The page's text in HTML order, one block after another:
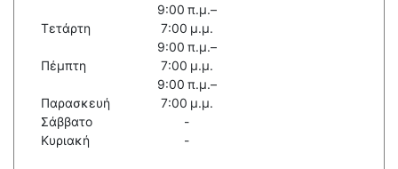
Τετάρτη
9:00 π.μ.–
7:00 μ.μ.
Πέμπτη
9:00 π.μ.–
7:00 μ.μ.
Παρασκευή
9:00 π.μ.–
7:00 μ.μ.
Σάββατο
-
Κυριακή
-